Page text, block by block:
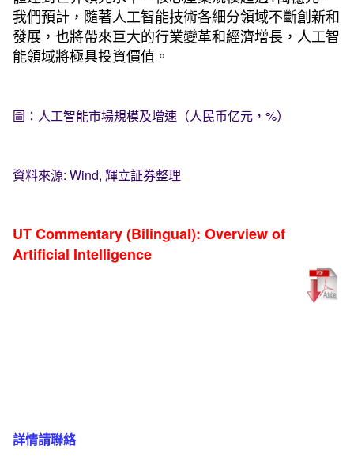
我們預計，隨著人工智能技術各細分領域不斷創新和
發展，也將帶來巨大的行業變革和經濟增長，人工智
能領域將極具投資價值。
圖：人工智能市場規模及增速（人民币亿元，%）
資料來源: Wind, 輝立証券整理
UT Commentary (Bilingual): Overview of
Artificial Intelligence
詳情請聯絡